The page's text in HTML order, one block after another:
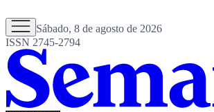
Sábado, 8 de agosto de 2026
ISSN 2745-2794